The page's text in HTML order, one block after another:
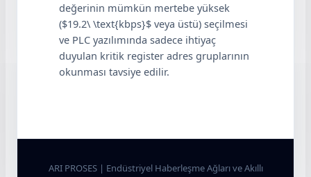
değerinin mümkün mertebe yüksek
($19.2\ \text{kbps}$ veya üstü) seçilmesi
ve PLC yazılımında sadece ihtiyaç
duyulan kritik register adres gruplarının
okunması tavsiye edilir.
ARI PROSES | Endüstriyel Haberleşme Ağları ve Akıllı